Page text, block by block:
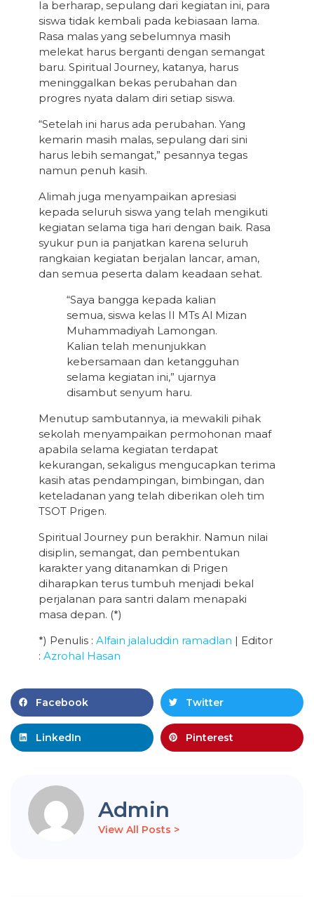
Ia berharap, sepulang dari kegiatan ini, para
siswa tidak kembali pada kebiasaan lama.
Rasa malas yang sebelumnya masih
melekat harus berganti dengan semangat
baru. Spiritual Journey, katanya, harus
meninggalkan bekas perubahan dan
progres nyata dalam diri setiap siswa.
“Setelah ini harus ada perubahan. Yang
kemarin masih malas, sepulang dari sini
harus lebih semangat,” pesannya tegas
namun penuh kasih.
Alimah juga menyampaikan apresiasi
kepada seluruh siswa yang telah mengikuti
kegiatan selama tiga hari dengan baik. Rasa
syukur pun ia panjatkan karena seluruh
rangkaian kegiatan berjalan lancar, aman,
dan semua peserta dalam keadaan sehat.
“Saya bangga kepada kalian
semua, siswa kelas II MTs Al Mizan
Muhammadiyah Lamongan.
Kalian telah menunjukkan
kebersamaan dan ketangguhan
selama kegiatan ini,” ujarnya
disambut senyum haru.
Menutup sambutannya, ia mewakili pihak
sekolah menyampaikan permohonan maaf
apabila selama kegiatan terdapat
kekurangan, sekaligus mengucapkan terima
kasih atas pendampingan, bimbingan, dan
keteladanan yang telah diberikan oleh tim
TSOT Prigen.
Spiritual Journey pun berakhir. Namun nilai
disiplin, semangat, dan pembentukan
karakter yang ditanamkan di Prigen
diharapkan terus tumbuh menjadi bekal
perjalanan para santri dalam menapaki
masa depan. (*)
*) Penulis : Alfain jalaluddin ramadlan | Editor
: Azrohal Hasan
Facebook Twitter
LinkedIn Pinterest
Admin
View All Posts >